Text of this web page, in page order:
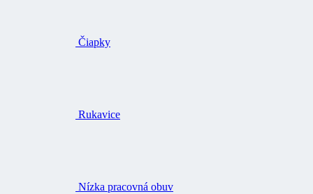
Čiapky
Rukavice
Nízka pracovná obuv